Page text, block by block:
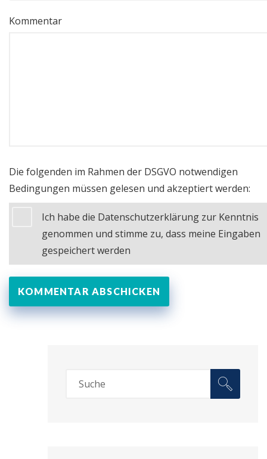
Kommentar
Die folgenden im Rahmen der DSGVO notwendigen
Bedingungen müssen gelesen und akzeptiert werden:
Ich habe die Datenschutzerklärung zur Kenntnis
genommen und stimme zu, dass meine Eingaben
gespeichert werden